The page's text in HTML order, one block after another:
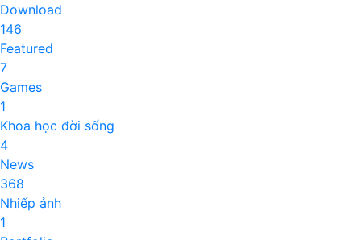
Download
146
Featured
7
Games
1
Khoa học đời sống
4
News
368
Nhiếp ảnh
1